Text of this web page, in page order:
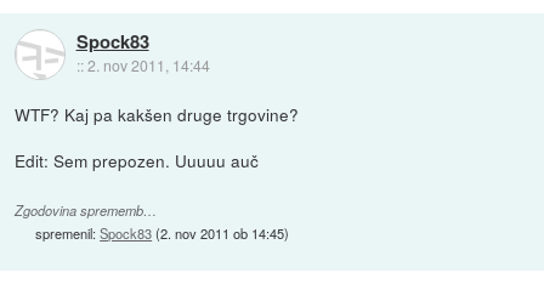
Spock83
::2. nov 2011, 14:44
WTF? Kaj pa kakšen druge trgovine?
Edit: Sem prepozen. Uuuuu auč
Zgodovina sprememb…
spremenil:Spock83(2. nov 2011 ob 14:45)